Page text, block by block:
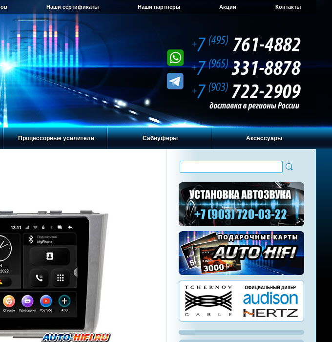
Наши сертификаты Наши партнеры Акции Контакты
Процессорные усилители Сабвуферы Аксессуары